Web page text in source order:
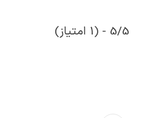
5/5 - (1 امتیاز)